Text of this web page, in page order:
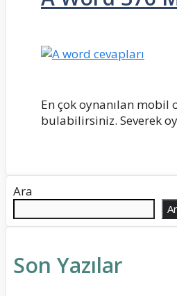
En çok oynanılan
bulabilirsiniz. Severek
Ara
Son Yazılar